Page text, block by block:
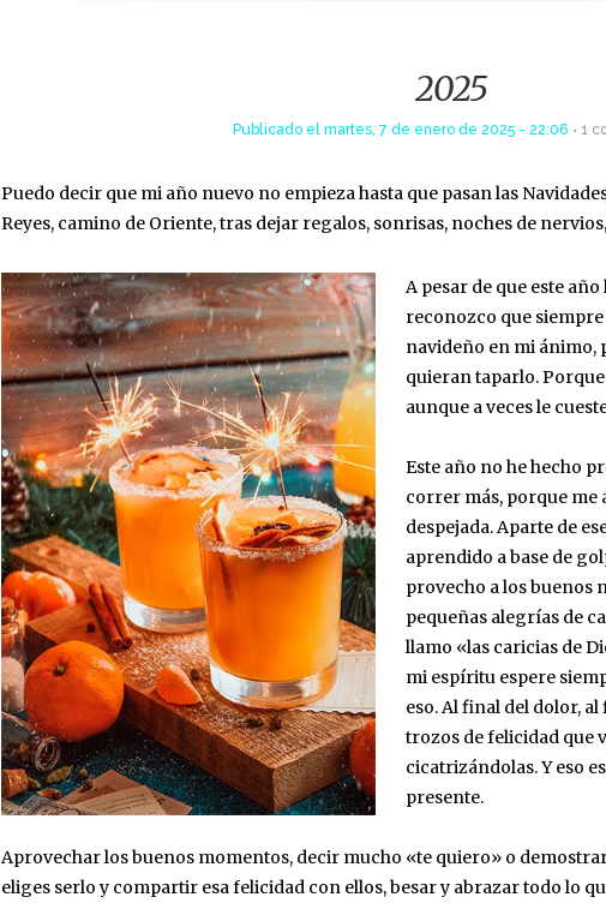
2025
Publicado el martes, 7 de enero de 2025 - 22:06 1
Puedo decir que mi año nuevo no empieza hasta que pasan las
Reyes, camino de Oriente, tras dejar regalos, sonrisas, noches de
A pesar de que este
reconozco que
navideño en mi ánimo,
quieran taparlo.
aunque a veces le
Este año no he hecho
correr más, porque me
despejada. Aparte de
aprendido a base de
provecho a los buenos
pequeñas alegrías de
llamo «las caricias de
mi espíritu espere
eso. Al final del dolor,
trozos de felicidad que
cicatrizándolas. Y eso
presente.
Aprovechar los buenos momentos, decir mucho «te quiero» o
eliges serlo y compartir esa felicidad con ellos, besar y abrazar todo lo